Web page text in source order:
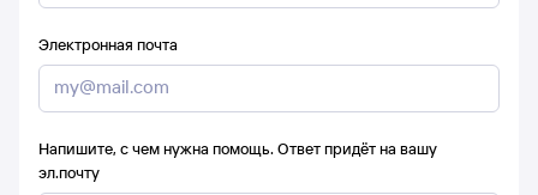
Электронная почта
Напишите, с чем нужна помощь. Ответ придёт на вашу
эл.почту